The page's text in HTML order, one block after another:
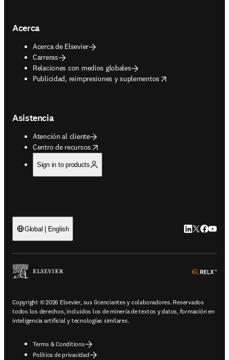
Acerca
Acerca de Elsevier
Carreras
Relaciones con medios globales
Publicidad, reimpresiones y suplementos
opens in new tab/window
Asistencia
Atención al cliente
Centro de recursos
opens in new tab/window
Sign in to products
Global | English LinkedIn se
Twitter se
Copyright © 2026 Elsevier, sus licenciantes y colaboradores. Reservados
todos los derechos, incluidos los de minería de textos y datos, formación en
inteligencia artificial y tecnologías similares.
Terms & Conditions
Política de privacidad